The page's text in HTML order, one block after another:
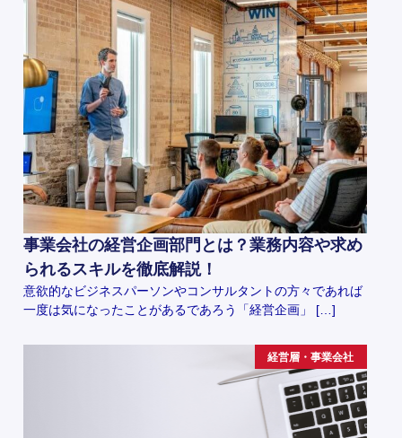
事業会社の経営企画部門とは？業務内容や求め
られるスキルを徹底解説！
意欲的なビジネスパーソンやコンサルタントの方々であれば
一度は気になったことがあるであろう「経営企画」 […]
経営層・事業会社